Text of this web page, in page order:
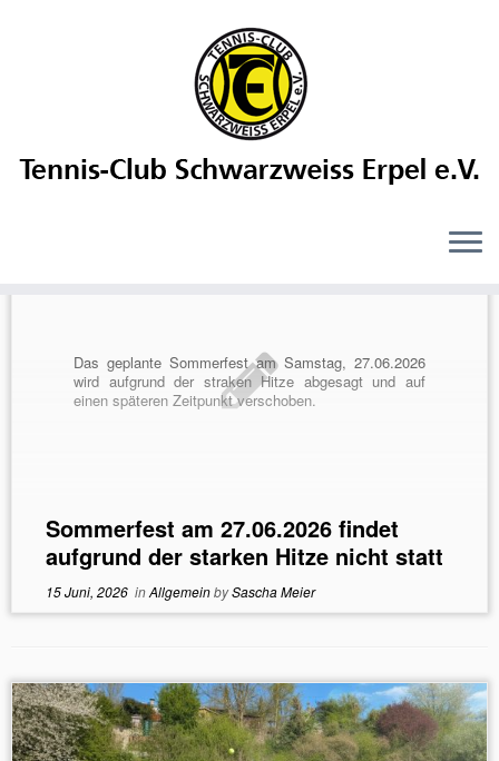
Sascha Meier
Das geplante Sommerfest am Samstag, 27.06.2026
wird aufgrund der straken Hitze abgesagt und auf
einen späteren Zeitpunkt verschoben.
Sommerfest am 27.06.2026 findet
aufgrund der starken Hitze nicht statt
15 Juni, 2026inAllgemeinbySascha Meier